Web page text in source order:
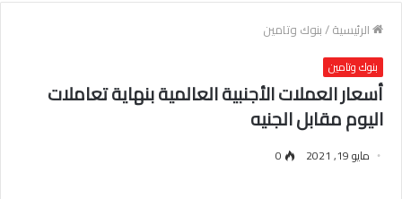
الرئيسية/بنوك وتامين
بنوك وتامين
أسعار العملات الأجنبية العالمية بنهاية تعاملات
اليوم مقابل الجنيه
مايو 19, 2021 0